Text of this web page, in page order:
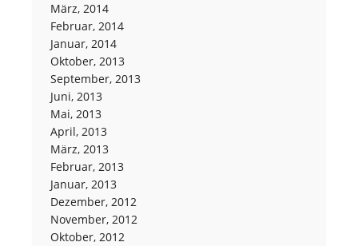
März, 2014
Februar, 2014
Januar, 2014
Oktober, 2013
September, 2013
Juni, 2013
Mai, 2013
April, 2013
März, 2013
Februar, 2013
Januar, 2013
Dezember, 2012
November, 2012
Oktober, 2012